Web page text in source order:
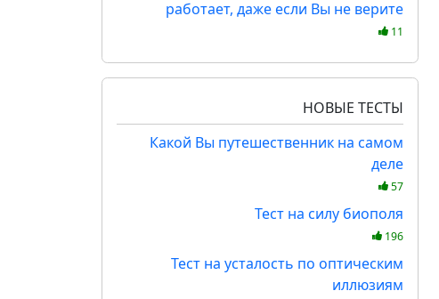
работает, даже если Вы не верите
11
НОВЫЕ ТЕСТЫ
Какой Вы путешественник на самом
деле
57
Тест на силу биополя
196
Тест на усталость по оптическим
иллюзиям